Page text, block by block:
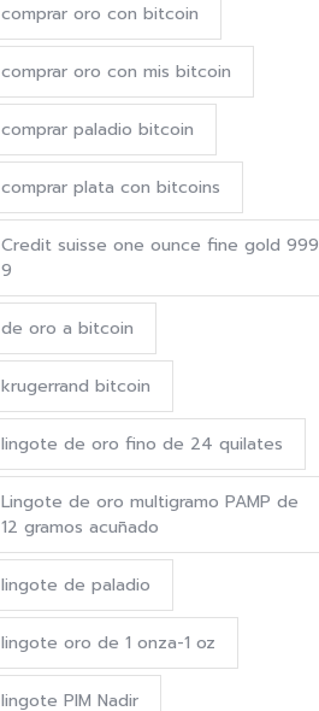
comprar oro con bitcoin
comprar oro con mis bitcoin
comprar paladio bitcoin
comprar plata con bitcoins
Credit suisse one ounce fine gold 999
9
de oro a bitcoin
krugerrand bitcoin
lingote de oro fino de 24 quilates
Lingote de oro multigramo PAMP de
12 gramos acuñado
lingote de paladio
lingote oro de 1 onza-1 oz
lingote PIM Nadir